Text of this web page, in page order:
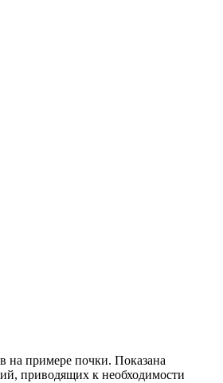
на примере почки. Показана
приводящих к необходимости